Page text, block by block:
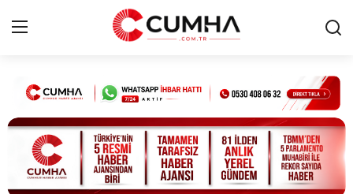
Kurumsal
Cumhurbaşkanlığı
Bakanlıklar